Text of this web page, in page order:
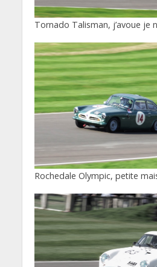
Tornado Talisman, j’avoue je
Rochedale Olympic, petite